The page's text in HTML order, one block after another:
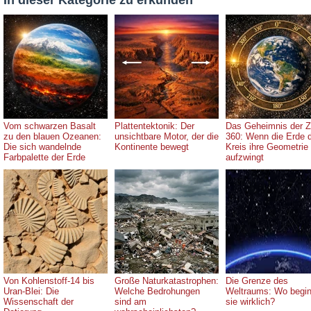
Vom schwarzen Basalt
zu den blauen Ozeanen:
Die sich wandelnde
Farbpalette der Erde
Plattentektonik: Der
unsichtbare Motor, der die
Kontinente bewegt
Das Geheimnis der
360: Wenn die Erde
Kreis ihre Geometrie
aufzwingt
Von Kohlenstoff-14 bis
Uran-Blei: Die
Wissenschaft der
Große Naturkatastrophen:
Welche Bedrohungen
sind am
Die Grenze des
Weltraums: Wo
sie wirklich?